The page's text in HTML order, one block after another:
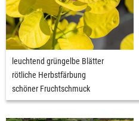
leuchtend grüngelbe Blätter
rötliche Herbstfärbung
schöner Fruchtschmuck